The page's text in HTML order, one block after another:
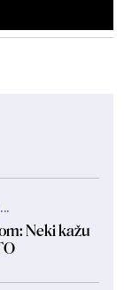
Neki kažu